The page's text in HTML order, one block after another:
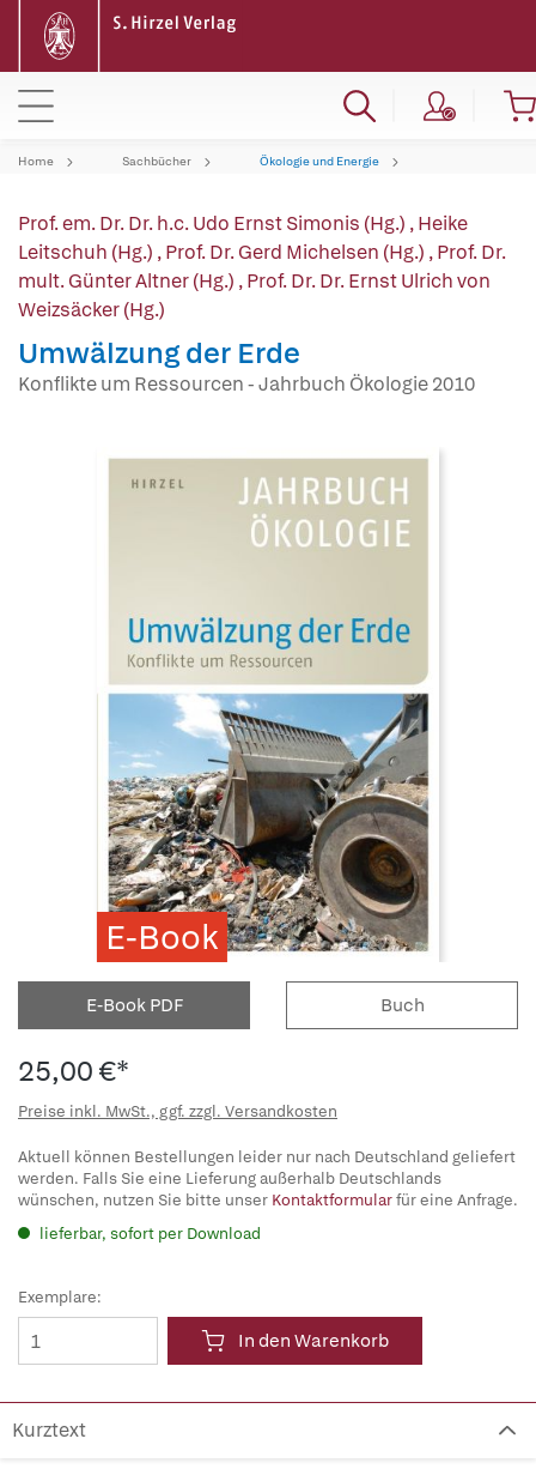
Home Sachbücher Ökologie und Energie
Prof. em. Dr. Dr. h.c. Udo Ernst Simonis (Hg.) ,Heike
Leitschuh (Hg.) ,Prof. Dr. Gerd Michelsen (Hg.) ,Prof. Dr.
mult. Günter Altner (Hg.) ,Prof. Dr. Dr. Ernst Ulrich von
Weizsäcker (Hg.)
Umwälzung der Erde
Konflikte um Ressourcen - Jahrbuch Ökologie 2010
E-Book
E-Book PDF Buch
25,00 €*
Preise inkl. MwSt., ggf. zzgl. Versandkosten
Aktuell können Bestellungen leider nur nach Deutschland geliefert
werden. Falls Sie eine Lieferung außerhalb Deutschlands
wünschen, nutzen Sie bitte unser Kontaktformularfür eine Anfrage.
lieferbar, sofort per Download
Exemplare:
In den Warenkorb
Kurztext